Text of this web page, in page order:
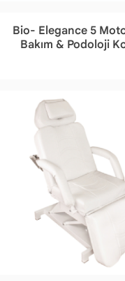
Bio- Elegance 5
Bakım & Podoloji